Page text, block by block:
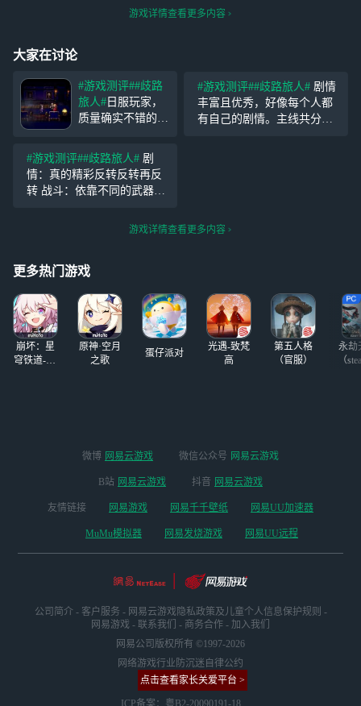
游戏详情查看更多内容
大家在讨论
#游戏测评##歧路
旅人# 日服玩家，
质量确实不错的，
强，抽卡体感还行
吧，白嫖也能玩得
下去，第一个人权
是塞拉斯，早期还
特，后面各种霸者
本都强，抽就完
了，老角
#游戏测评##歧路旅人# 剧情
丰富且优秀，好像每个人都
有自己的剧情。主线共分三
#游戏测评##歧路旅人#
情：真的精彩反转反转再反
转 战斗：依靠不同的武器和
角色还有自己的终极技能。
棚。 总结：制作
游戏详情查看更多内容
更多热门游戏
崩坏：星
穹铁道-4.4
原神·空月
之歌
蛋仔派对
光遇-致梵
高
第五人格
（官服）
永劫
（
微博 网易云游戏 微信公众号 网易云游戏
B站 网易云游戏 抖音 网易云游戏
友情链接 网易游戏 网易千千壁纸 网易UU加速器
MuMu模拟器 网易发烧游戏 网易UU远程
公司简介 - 客户服务 - 网易云游戏隐私政策及儿童个人信息保护规则 -
网易游戏 - 联系我们 - 商务合作 - 加入我们
网易公司版权所有 ©1997-2026
网络游戏行业防沉迷自律公约
点击查看家长关爱平台 >
ICP备案：粤B2-20090191-18